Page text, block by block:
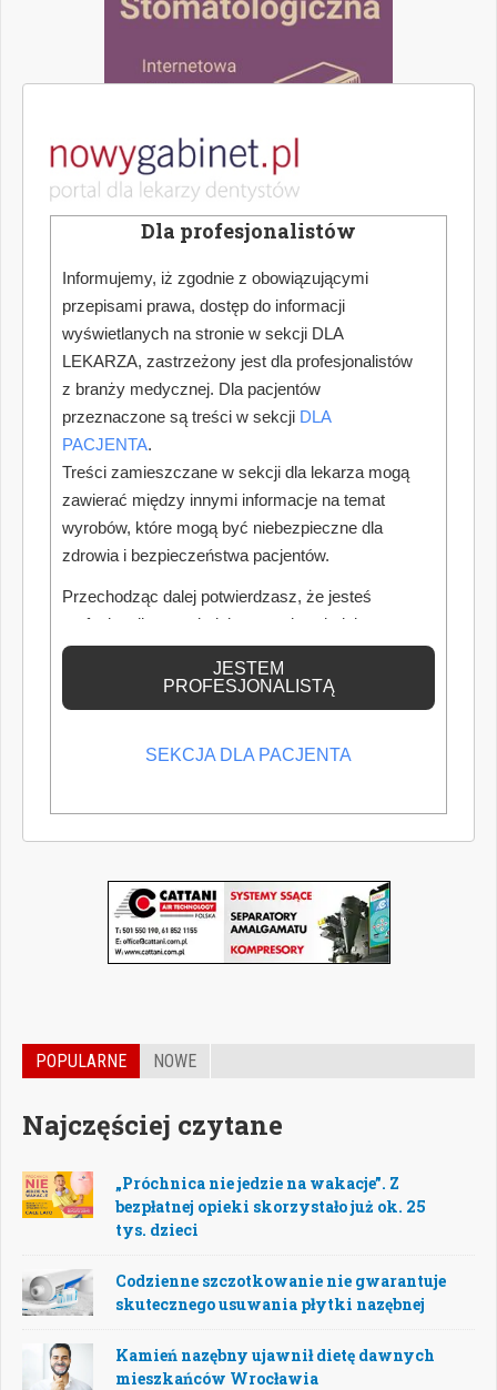
POPULARNE NOWE
Najczęściej czytane
„Próchnica nie jedzie na wakacje”. Z
bezpłatnej opieki skorzystało już ok. 25
tys. dzieci
Codzienne szczotkowanie nie gwarantuje
skutecznego usuwania płytki nazębnej
Kamień nazębny ujawnił dietę dawnych
mieszkańców Wrocławia
Dla profesjonalistów
Informujemy, iż zgodnie z obowiązującymi
przepisami prawa, dostęp do informacji
wyświetlanych na stronie w sekcji DLA
LEKARZA, zastrzeżony jest dla profesjonalistów
z branży medycznej. Dla pacjentów
przeznaczone są treści w sekcji DLA
PACJENTA.
Treści zamieszczane w sekcji dla lekarza mogą
zawierać między innymi informacje na temat
wyrobów, które mogą być niebezpieczne dla
zdrowia i bezpieczeństwa pacjentów.
Przechodząc dalej potwierdzasz, że jesteś
profesjonalistą posiadającym odpowiednią
wiedzę medyczną.
JESTEM
PROFESJONALISTĄ
SEKCJA DLA PACJENTA